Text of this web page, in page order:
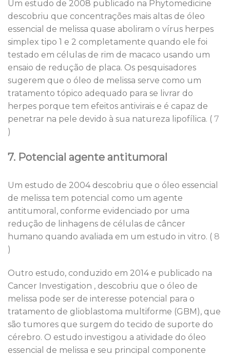
Um estudo de 2008 publicado na Phytomedicine
descobriu que concentrações mais altas de óleo
essencial de melissa quase aboliram o vírus herpes
simplex tipo 1 e 2 completamente quando ele foi
testado em células de rim de macaco usando um
ensaio de redução de placa. Os pesquisadores
sugerem que o óleo de melissa serve como um
tratamento tópico adequado para se livrar do
herpes porque tem efeitos antivirais e é capaz de
penetrar na pele devido à sua natureza lipofílica. ( 7
)
7. Potencial agente antitumoral
Um estudo de 2004 descobriu que o óleo essencial
de melissa tem potencial como um agente
antitumoral, conforme evidenciado por uma
redução de linhagens de células de câncer
humano quando avaliada em um estudo in vitro. ( 8
)
Outro estudo, conduzido em 2014 e publicado na
Cancer Investigation , descobriu que o óleo de
melissa pode ser de interesse potencial para o
tratamento de glioblastoma multiforme (GBM), que
são tumores que surgem do tecido de suporte do
cérebro. O estudo investigou a atividade do óleo
essencial de melissa e seu principal componente